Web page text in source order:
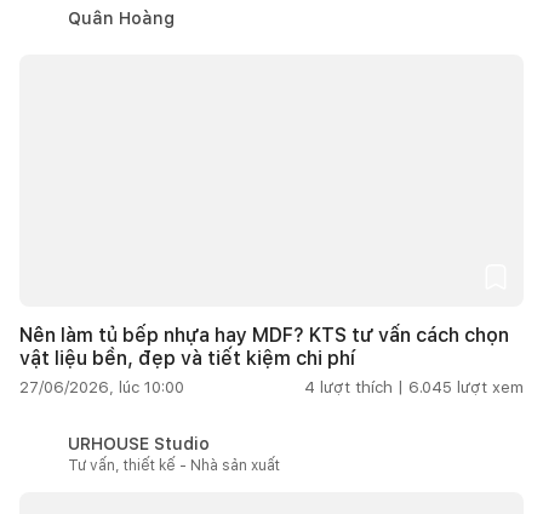
Quân Hoàng
Nên làm tủ bếp nhựa hay MDF? KTS tư vấn cách chọn
vật liệu bền, đẹp và tiết kiệm chi phí
27/06/2026, lúc 10:00 4 lượt thích | 6.045 lượt xem
URHOUSE Studio
Tư vấn, thiết kế - Nhà sản xuất